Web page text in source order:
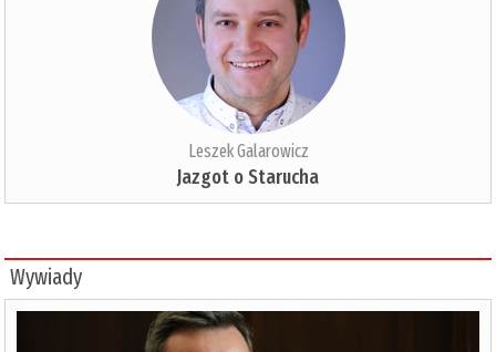
Leszek Galarowicz
Jazgot o Starucha
Wywiady